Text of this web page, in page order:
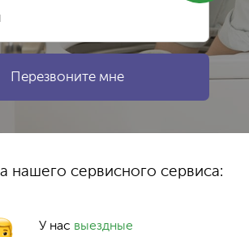
нашего сервисного сервиса:
У нас выездные